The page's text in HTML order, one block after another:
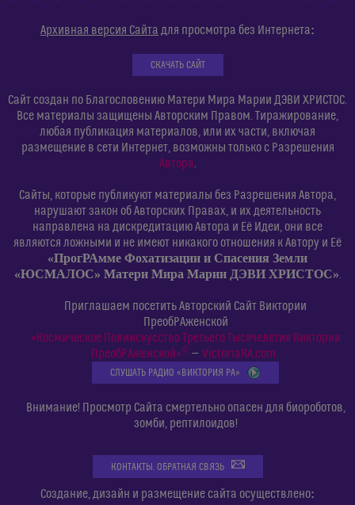
Архивная версия Сайта для просмотра без Интернета:
СКАЧАТЬ САЙТ
Сайт создан по Благословению Матери Мира Марии ДЭВИ ХРИСТОС.
Все материалы защищены Авторским Правом. Тиражирование,
любая публикация материалов, или их части, включая
размещение в сети Интернет, возможны только с Разрешения
Автора.
Сайты, которые публикуют материалы без Разрешения Автора,
нарушают закон об Авторских Правах, и их деятельность
направлена на дискредитацию Автора и Её Идеи, они все
являются ложными и не имеют никакого отношения к Автору и Её
«ПрогРАмме Фохатизации и Спасения Земли
«ЮСМАЛОС» Матери Мира Марии ДЭВИ ХРИСТОС».
Приглашаем посетить Авторский Сайт Виктории
ПреобРАженской
«Космическое Полиискусство Третьего Тысячелетия Виктории
ПреобРАженской»©— VictoriaRA.com
СЛУШАТЬ РАДИО «ВИКТОРИЯ РА»
Внимание! Просмотр Сайта смертельно опасен для биороботов,
зомби, рептилоидов!
КОНТАКТЫ. ОБРАТНАЯ СВЯЗЬ
Создание, дизайн и размещение сайта осуществлено: